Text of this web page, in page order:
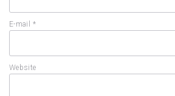
E-mail *
Website